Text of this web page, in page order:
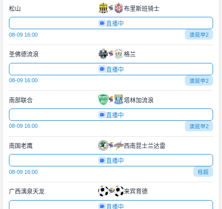
松山 布里斯班骑士
直播中
08-09 16:00 澳昆甲2
圣佛德流浪 格兰
直播中
08-09 16:00 澳昆甲2
南部联合 塔林加流浪
直播中
08-09 16:00 澳昆甲2
南国老鹰 西南昆士兰达雷
直播中
08-09 16:00 桂超
广西漓泉天龙 来宾育德
直播中